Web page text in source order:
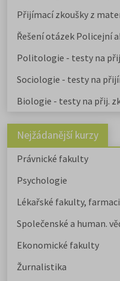
Přijímací zkoušky z
Řešení otázek Policejní
Politologie - testy na
Sociologie - testy na
Biologie - testy na přij.
Nejžádanější kurzy
Právnické fakulty
Psychologie
Lékařské fakulty,
Společenské a human.
Ekonomické fakulty
Žurnalistika